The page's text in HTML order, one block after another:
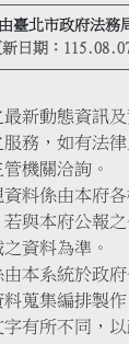
臺北市政府法務
新日期：
新動態資訊
務，如有法
機關洽詢。
料係由本府
與本府公報
資料為準。
本系統於政
蒐集編排製
有所不同，